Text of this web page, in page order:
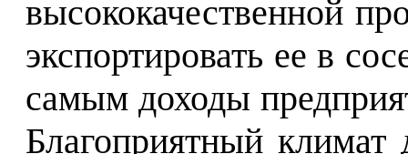
высококачественной
экспортировать ее в
самым доходы
Благоприятный климат